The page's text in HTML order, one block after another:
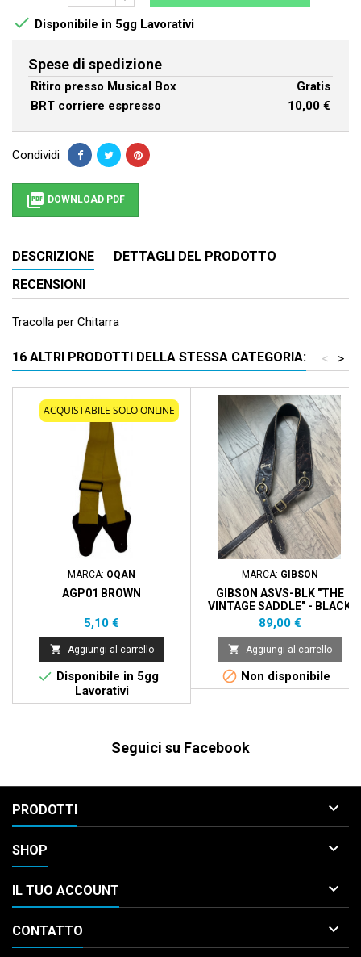
 Disponibile in 5gg Lavorativi
Spese di spedizione
Ritiro presso Musical Box
Gratis
BRT corriere espresso
10,00 €
Condividi
 DOWNLOAD PDF
DESCRIZIONE
DETTAGLI DEL PRODOTTO
RECENSIONI
Tracolla per Chitarra
16 ALTRI PRODOTTI DELLA STESSA CATEGORIA: >
<
ACQUISTABILE SOLO ONLINE
MARCA: OQAN
AGP01 BROWN
Prezzo
5,10 €
 Aggiungi al carrello
 Disponibile in 5gg
Lavorativi
MARCA: GIBSON
GIBSON ASVS-BLK "THE
VINTAGE SADDLE" - BLACK
Prezzo
89,00 €
 Aggiungi al carrello
 Non disponibile
Seguici su Facebook
PRODOTTI 
SHOP 
IL TUO ACCOUNT 
CONTATTO 